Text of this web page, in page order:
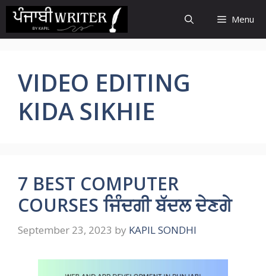
Skip
content
Menu
VIDEO EDITING
KIDA SIKHIE
7 BEST COMPUTER
COURSES ਜਿੰਦਗੀ ਬੱਦਲ ਦੇਣਗੇ
September 23, 2023 by KAPIL SONDHI